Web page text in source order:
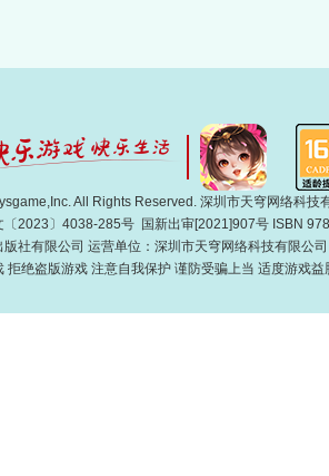
All Rights Reserved. 深圳市天穹网络科技
〔2023〕4038-285号 国新出审[2021]907号 ISBN
社有限公司 运营单位：深圳市天穹网络科技有限公
拒绝盗版游戏 注意自我保护 谨防受骗上当 适度游戏